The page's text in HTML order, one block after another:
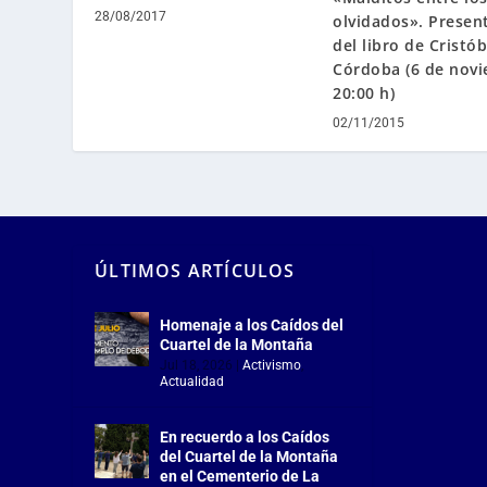
28/08/2017
olvidados».
del libro de
Córdoba (6 de
20:00 h)
02/11/2015
ÚLTIMOS ARTÍCULOS
Homenaje a los Caídos del
Cuartel de la Montaña
Jul 18, 2026 |Activismo,
Actualidad
En recuerdo a los Caídos
del Cuartel de la Montaña
en el Cementerio de La